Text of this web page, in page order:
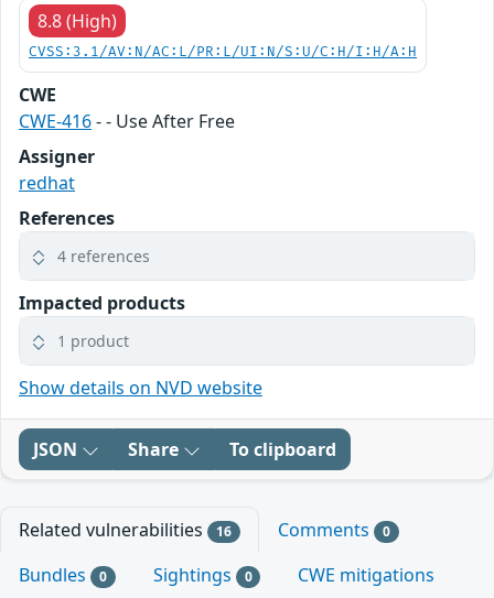
8.8 (High)
CVSS:3.1/AV:N/AC:L/PR:L/UI:N/S:U/C:H/I:H/A:H
CWE
CWE-416- - Use After Free
Assigner
redhat
References
4 references
Impacted products
1 product
Show details on NVD website
JSON Share To clipboard
Related vulnerabilities 16 Comments 0
Bundles 0 Sightings 0
CWE mitigations